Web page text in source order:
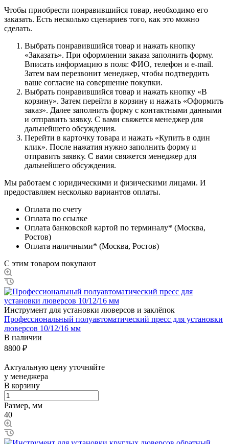
Чтобы приобрести понравившийся товар, необходимо его
заказать. Есть несколько сценариев того, как это можно
сделать.
Выбрать понравившийся товар и нажать кнопку
«Заказать». При оформлении заказа заполнить форму.
Вписать информацию в поля: ФИО, телефон и e-mail.
Затем вам перезвонит менеджер, чтобы подтвердить
ваше согласие на совершение покупки.
Выбрать понравившийся товар и нажать кнопку «В
корзину». Затем перейти в корзину и нажать «Оформить
заказ». Далее заполнить форму с контактными данными
и отправить заявку. С вами свяжется менеджер для
дальнейшего обсуждения.
Перейти в карточку товара и нажать «Купить в один
клик». После нажатия нужно заполнить форму и
отправить заявку. С вами свяжется менеджер для
дальнейшего обсуждения.
Мы работаем с юридическими и физическими лицами. И
предоставляем несколько вариантов оплаты.
Оплата по счету
Оплата по ссылке
Оплата банковской картой по терминалу* (Москва,
Ростов)
Оплата наличными* (Москва, Ростов)
С этим товаром покупают
Инструмент для установки люверсов и заклёпок
Профессиональный полуавтоматический пресс для установки
люверсов 10/12/16 мм
В наличии
8800 ₽
Актуальную цену уточняйте
у менеджера
В корзину
Размер, мм
40